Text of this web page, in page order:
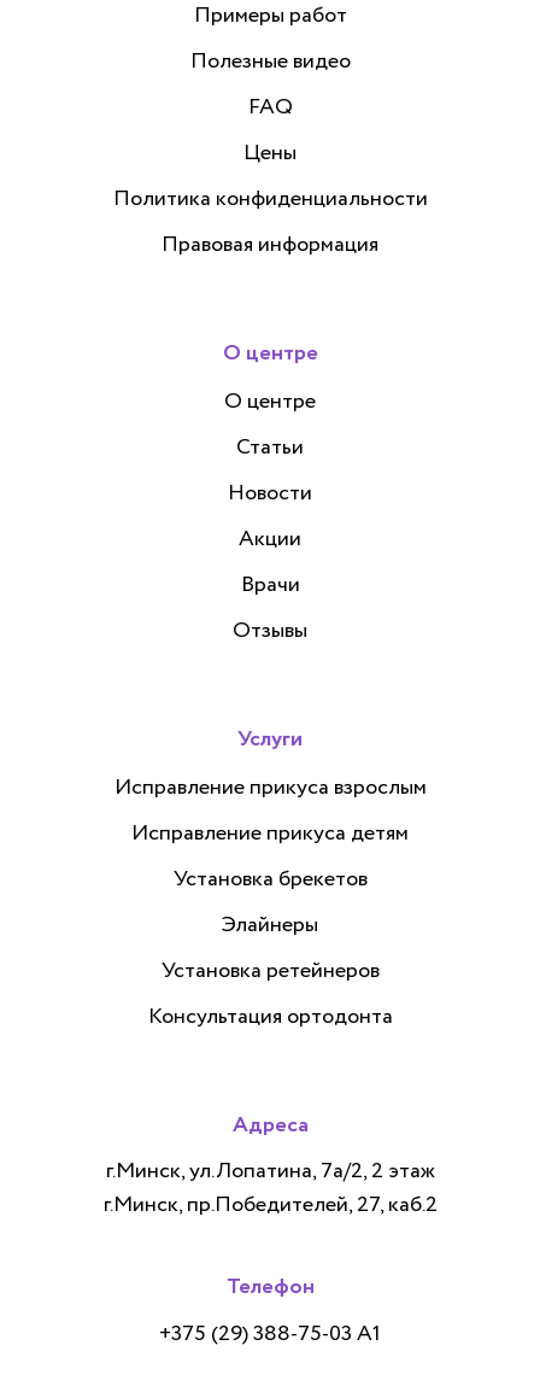
Примеры работ
Полезные видео
FAQ
Цены
Политика конфиденциальности
Правовая информация
О центре
О центре
Статьи
Новости
Акции
Врачи
Отзывы
Услуги
Исправление прикуса взрослым
Исправление прикуса детям
Установка брекетов
Элайнеры
Установка ретейнеров
Консультация ортодонта
Адреса
г.Минск, ул.Лопатина, 7а/2, 2 этаж
г.Минск, пр.Победителей, 27, каб.2
Телефон
+375 (29) 388-75-03 А1